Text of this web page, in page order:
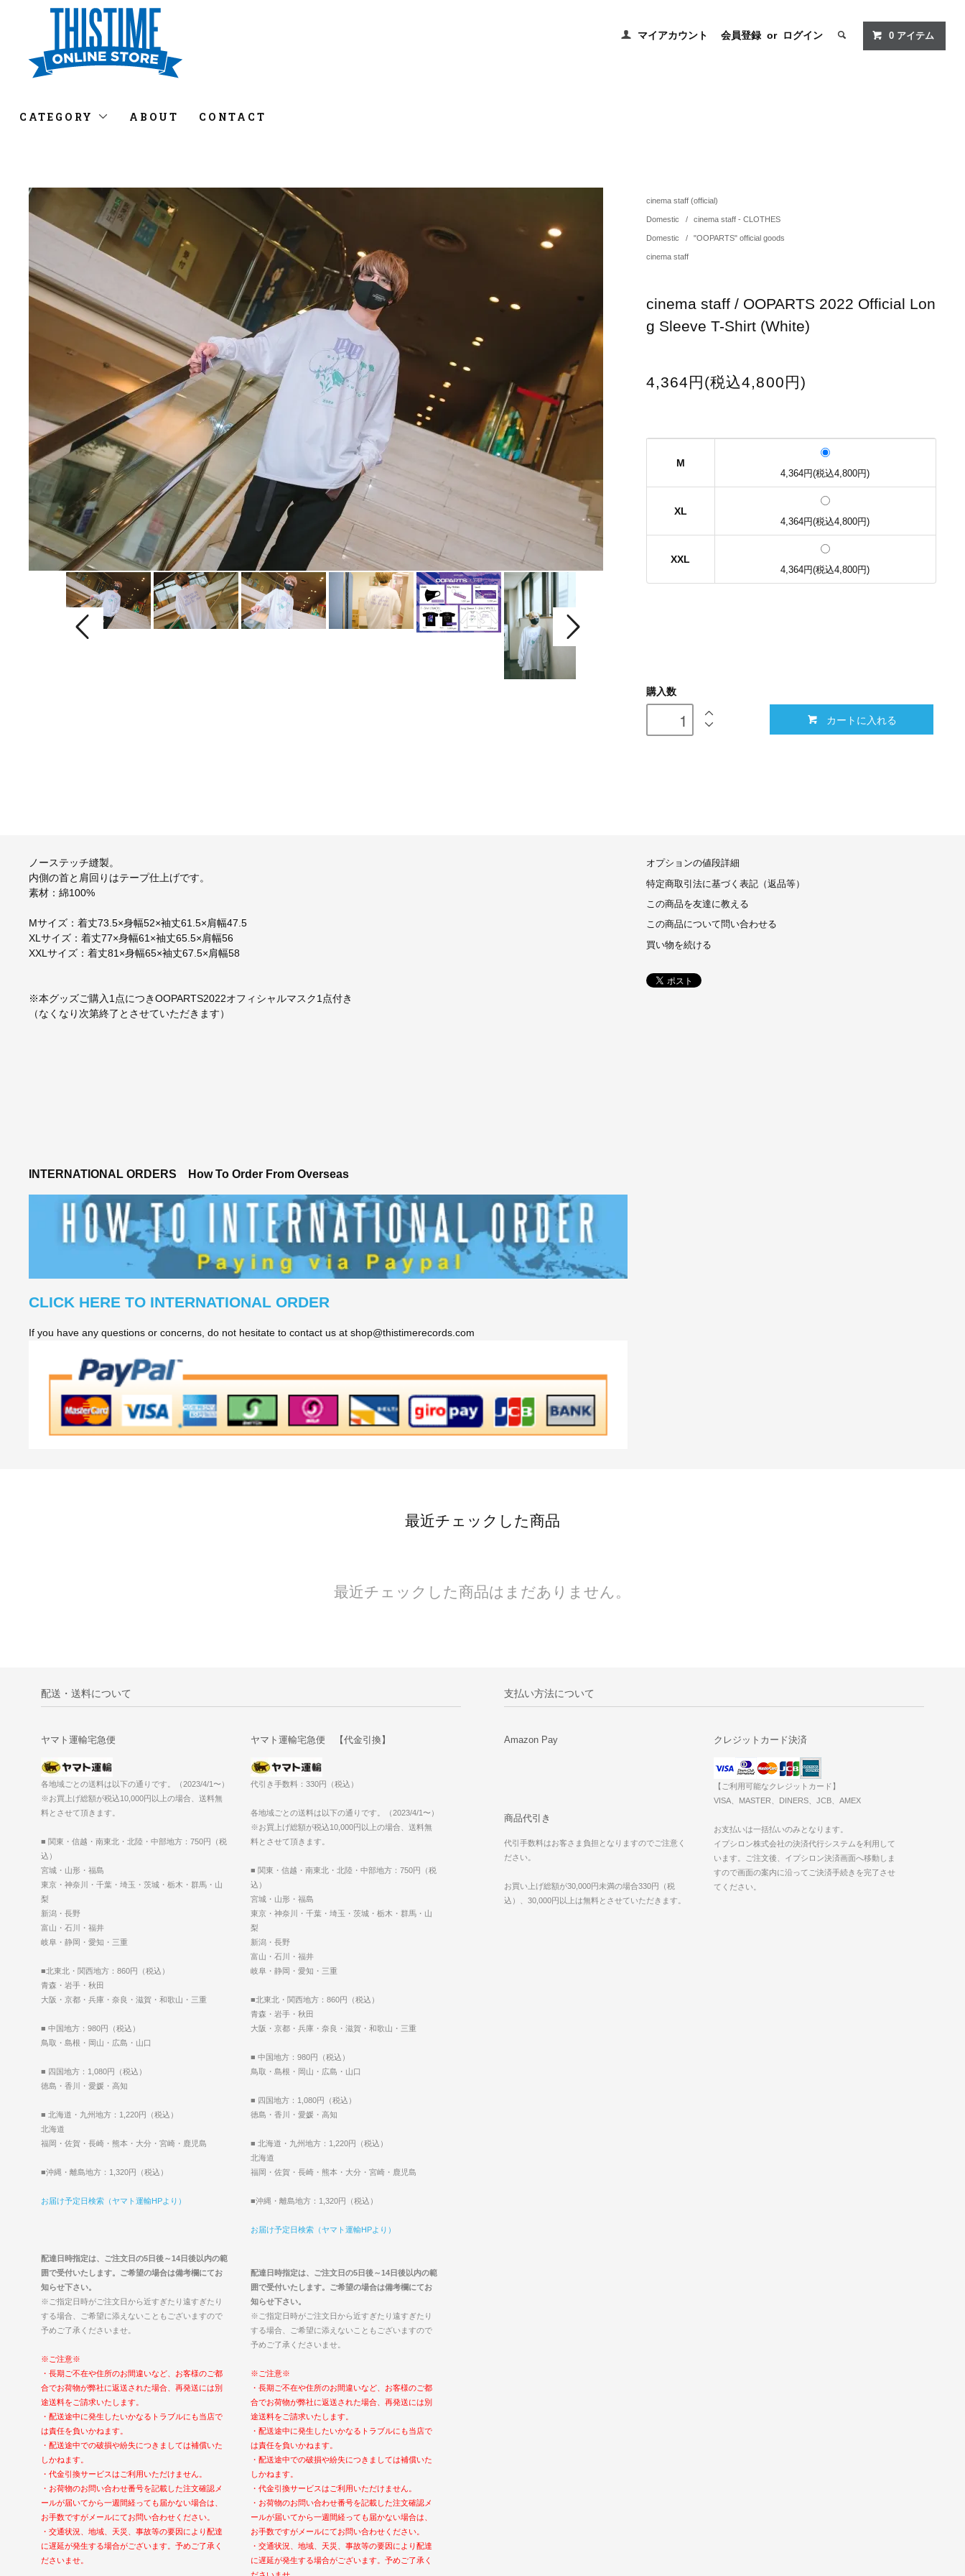
マイアカウント 会員登録 or ログイン 0 アイテム
CATEGORY ABOUT CONTACT
cinema staff (official)
Domestic / cinema staff - CLOTHES
Domestic / "OOPARTS" official goods
cinema staff
cinema staff / OOPARTS 2022 Official Lon
g Sleeve T-Shirt (White)
4,364円(税込4,800円)
M
4,364円(税込4,800円)
XL
4,364円(税込4,800円)
XXL
4,364円(税込4,800円)
購入数
カートに入れる
ノーステッチ縫製。
内側の首と肩回りはテープ仕上げです。
素材：綿100%
Mサイズ：着丈73.5×身幅52×袖丈61.5×肩幅47.5
XLサイズ：着丈77×身幅61×袖丈65.5×肩幅56
XXLサイズ：着丈81×身幅65×袖丈67.5×肩幅58
※本グッズご購入1点につきOOPARTS2022オフィシャルマスク1点付き
（なくなり次第終了とさせていただきます）
INTERNATIONAL ORDERS How To Order From Overseas
CLICK HERE TO INTERNATIONAL ORDER
If you have any questions or concerns, do not hesitate to contact us at shop@thistimerecords.com
オプションの値段詳細
特定商取引法に基づく表記（返品等）
この商品を友達に教える
この商品について問い合わせる
買い物を続ける
最近チェックした商品
最近チェックした商品はまだありません。
配送・送料について
ヤマト運輸宅急便
各地域ごとの送料は以下の通りです。（2023/4/1〜）
※お買上げ総額が税込10,000円以上の場合、送料無
料とさせて頂きます。
■ 関東・信越・南東北・北陸・中部地方：750円（税
込）
宮城・山形・福島
東京・神奈川・千葉・埼玉・茨城・栃木・群馬・山
梨
新潟・長野
富山・石川・福井
岐阜・静岡・愛知・三重
■北東北・関西地方：860円（税込）
青森・岩手・秋田
大阪・京都・兵庫・奈良・滋賀・和歌山・三重
■ 中国地方：980円（税込）
鳥取・島根・岡山・広島・山口
■ 四国地方：1,080円（税込）
徳島・香川・愛媛・高知
■ 北海道・九州地方：1,220円（税込）
北海道
福岡・佐賀・長崎・熊本・大分・宮崎・鹿児島
■沖縄・離島地方：1,320円（税込）
お届け予定日検索（ヤマト運輸HPより）
配達日時指定は、ご注文日の5日後～14日後以内の範
囲で受付いたします。ご希望の場合は備考欄にてお
知らせ下さい。
※ご指定日時がご注文日から近すぎたり遠すぎたり
する場合、ご希望に添えないこともございますので
予めご了承くださいませ。
※ご注意※
・長期ご不在や住所のお間違いなど、お客様のご都
合でお荷物が弊社に返送された場合、再発送には別
途送料をご請求いたします。
・配送途中に発生したいかなるトラブルにも当店で
は責任を負いかねます。
・配送途中での破損や紛失につきましては補償いた
しかねます。
・代金引換サービスはご利用いただけません。
・お荷物のお問い合わせ番号を記載した注文確認メ
ールが届いてから一週間経っても届かない場合は、
お手数ですがメールにてお問い合わせください。
・交通状況、地域、天災、事故等の要因により配達
に遅延が発生する場合がございます。予めご了承く
ださいませ。
ヤマト運輸宅急便 【代金引換】
代引き手数料：330円（税込）
各地域ごとの送料は以下の通りです。（2023/4/1〜）
※お買上げ総額が税込10,000円以上の場合、送料無
料とさせて頂きます。
■ 関東・信越・南東北・北陸・中部地方：750円（税
込）
宮城・山形・福島
東京・神奈川・千葉・埼玉・茨城・栃木・群馬・山
梨
新潟・長野
富山・石川・福井
岐阜・静岡・愛知・三重
■北東北・関西地方：860円（税込）
青森・岩手・秋田
大阪・京都・兵庫・奈良・滋賀・和歌山・三重
■ 中国地方：980円（税込）
鳥取・島根・岡山・広島・山口
■ 四国地方：1,080円（税込）
徳島・香川・愛媛・高知
■ 北海道・九州地方：1,220円（税込）
北海道
福岡・佐賀・長崎・熊本・大分・宮崎・鹿児島
■沖縄・離島地方：1,320円（税込）
お届け予定日検索（ヤマト運輸HPより）
配達日時指定は、ご注文日の5日後～14日後以内の範
囲で受付いたします。ご希望の場合は備考欄にてお
知らせ下さい。
※ご指定日時がご注文日から近すぎたり遠すぎたり
する場合、ご希望に添えないこともございますので
予めご了承くださいませ。
※ご注意※
・長期ご不在や住所のお間違いなど、お客様のご都
合でお荷物が弊社に返送された場合、再発送には別
途送料をご請求いたします。
・配送途中に発生したいかなるトラブルにも当店で
は責任を負いかねます。
・配送途中での破損や紛失につきましては補償いた
しかねます。
・代金引換サービスはご利用いただけません。
・お荷物のお問い合わせ番号を記載した注文確認メ
ールが届いてから一週間経っても届かない場合は、
お手数ですがメールにてお問い合わせください。
・交通状況、地域、天災、事故等の要因により配達
に遅延が発生する場合がございます。予めご了承く
支払い方法について
Amazon Pay クレジットカード決済
【ご利用可能なクレジットカード】
VISA、MASTER、DINERS、JCB、AMEX
お支払いは一括払いのみとなります。
イプシロン株式会社の決済代行システムを利用して
います。ご注文後、イプシロン決済画面へ移動しま
すので画面の案内に沿ってご決済手続きを完了させ
てください。
商品代引き
代引手数料はお客さま負担となりますのでご注意く
ださい。
お買い上げ総額が30,000円未満の場合330円（税
込）、30,000円以上は無料とさせていただきます。